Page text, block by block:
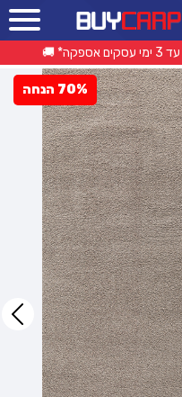
שטיח טיארה שאגי – בז בהיר
70% הנחה